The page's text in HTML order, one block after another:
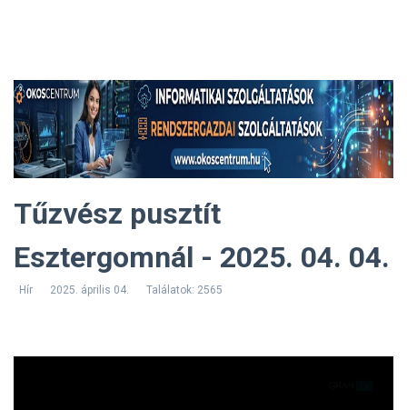
Tűzvész pusztít
Esztergomnál - 2025. 04. 04.
Hír 2025. április 04. Találatok: 2565